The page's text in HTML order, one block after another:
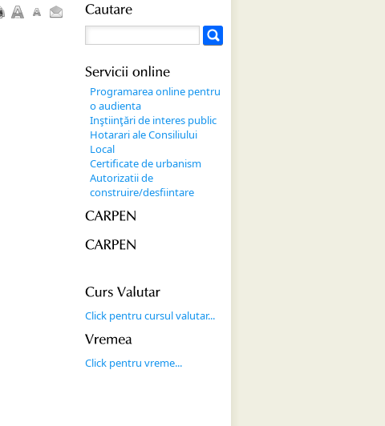
Cautare
Servicii online
Programarea online pentru
o audienta
Inştiinţări de interes public
Hotarari ale Consiliului
Local
Certificate de urbanism
Autorizatii de
construire/desfiintare
CARPEN
CARPEN
Curs Valutar
Click pentru cursul valutar...
Vremea
Click pentru vreme...